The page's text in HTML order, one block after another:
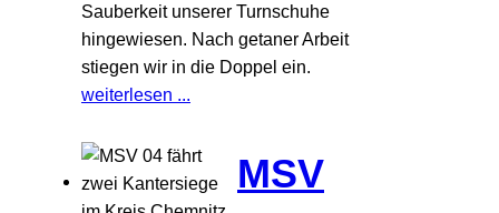
Sauberkeit unserer Turnschuhe
hingewiesen. Nach getaner Arbeit
stiegen wir in die Doppel ein.
weiterlesen ...
MSV